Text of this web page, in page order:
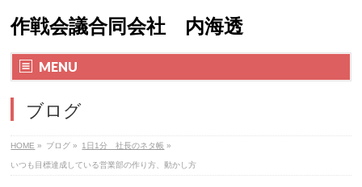
作戦会議合同会社 内海透
MENU
ブログ
HOME » ブログ » 1日1分 社長のネタ帳 »
いつも目標達成している営業部の作り方、動かし方